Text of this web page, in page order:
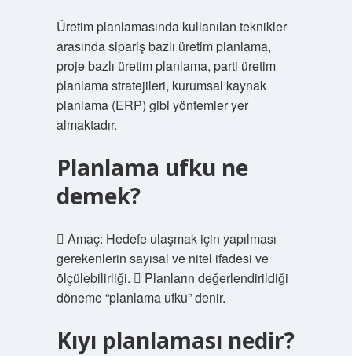
Üretim planlamasında kullanılan teknikler
arasında sipariş bazlı üretim planlama,
proje bazlı üretim planlama, parti üretim
planlama stratejileri, kurumsal kaynak
planlama (ERP) gibi yöntemler yer
almaktadır.
Planlama ufku ne
demek?
 Amaç: Hedefe ulaşmak için yapılması
gerekenlerin sayısal ve nitel ifadesi ve
ölçülebilirliği.  Planların değerlendirildiği
döneme “planlama ufku” denir.
Kıyı planlaması nedir?